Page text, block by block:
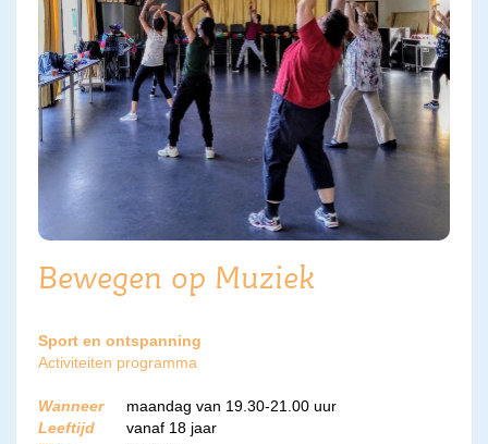
Bewegen op Muziek
Sport en ontspanning
Activiteiten programma
Wanneer
maandag van 19.30-21.00 uur
Leeftijd
vanaf 18 jaar